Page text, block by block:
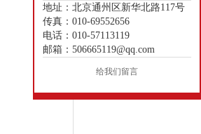
地址：北京通州区新华北路117号
传真：010-69552656
电话：010-57113119
邮箱：506665119@qq.com
给我们留言